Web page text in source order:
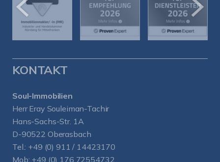
KONTAKT
Soul-Immobilien
Herr Eray Souleiman-Tachir
Hans-Sachs-Str. 1A
D-90522 Oberasbach
Tel.: +49 (0) 911 / 14423170
Mob: +49 (0) 176 72554732